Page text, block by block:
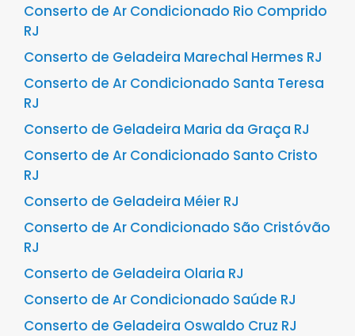
Conserto de Ar Condicionado Rio Comprido
RJ
Conserto de Geladeira Marechal Hermes RJ
Conserto de Ar Condicionado Santa Teresa
RJ
Conserto de Geladeira Maria da Graça RJ
Conserto de Ar Condicionado Santo Cristo
RJ
Conserto de Geladeira Méier RJ
Conserto de Ar Condicionado São Cristóvão
RJ
Conserto de Geladeira Olaria RJ
Conserto de Ar Condicionado Saúde RJ
Conserto de Geladeira Oswaldo Cruz RJ